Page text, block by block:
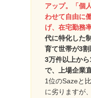
アップ。「個
わせて自由に
げ、在宅勤務
代に特化した
育て世帯が3
3万件以上か
で、上場企業
1位のSazeと
に劣りますが